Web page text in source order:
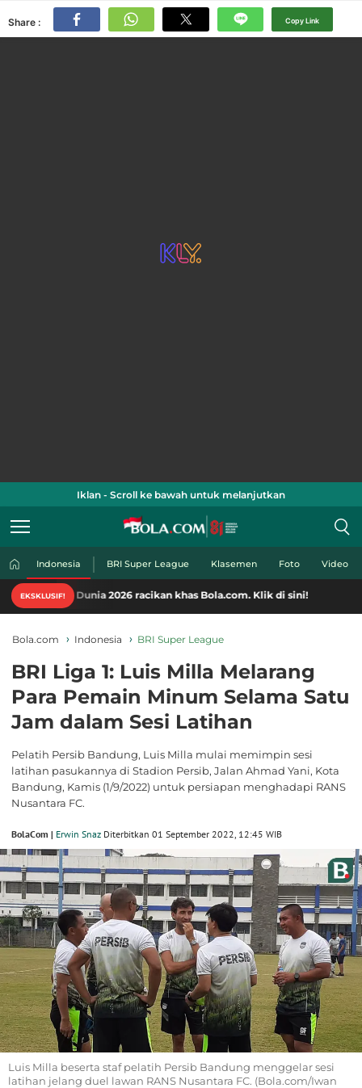
Share : Copy Link
Iklan - Scroll ke bawah untuk melanjutkan
Indonesia BRI Super League Klasemen Foto Video
EKSKLUSIF!
2026 racikan khas Bola.com. Klik di sini!
Bola.com Indonesia BRI Super League
BRI Liga 1: Luis Milla Melarang
Para Pemain Minum Selama Satu
Jam dalam Sesi Latihan
Pelatih Persib Bandung, Luis Milla mulai memimpin sesi
latihan pasukannya di Stadion Persib, Jalan Ahmad Yani, Kota
Bandung, Kamis (1/9/2022) untuk persiapan menghadapi RANS
Nusantara FC.
BolaCom | Erwin Snaz Diterbitkan 01 September 2022, 12:45 WIB
Luis Milla beserta staf pelatih Persib Bandung menggelar sesi
latihan jelang duel lawan RANS Nusantara FC. (Bola.com/Iwan